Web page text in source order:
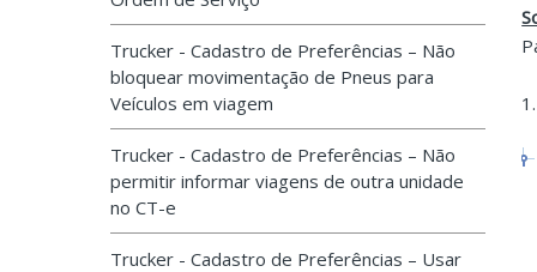
Trucker - Cadastro de Preferências – Não
bloquear movimentação de Pneus para
Veículos em viagem
Trucker - Cadastro de Preferências – Não
permitir informar viagens de outra unidade
no CT-e
Trucker - Cadastro de Preferências – Usar